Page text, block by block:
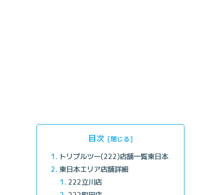
目次
トリプルツー(222)店舗一覧東日本
東日本エリア店舗詳細
222立川店